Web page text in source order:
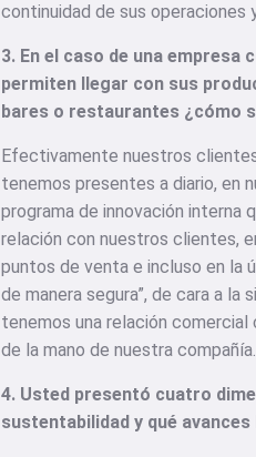
continuidad de sus operaciones
3. En el caso de una empresa
permiten llegar con sus
bares o restaurantes ¿cómo
Efectivamente nuestros
tenemos presentes a diario, en
programa de innovación interna
relación con nuestros clientes,
puntos de venta e incluso en la
de manera segura”, de cara a
tenemos una relación
de la mano de nuestra compañía.
4. Usted presentó cuatro
sustentabilidad y qué